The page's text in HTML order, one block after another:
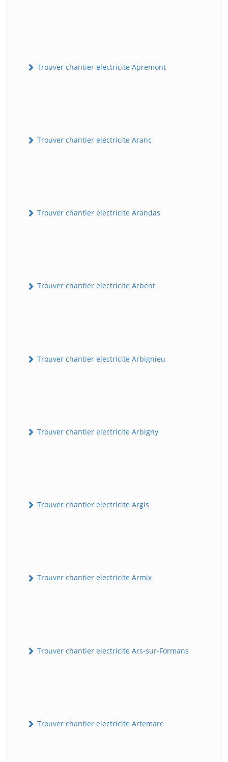
Trouver chantier electricite Apremont
Trouver chantier electricite Aranc
Trouver chantier electricite Arandas
Trouver chantier electricite Arbent
Trouver chantier electricite Arbignieu
Trouver chantier electricite Arbigny
Trouver chantier electricite Argis
Trouver chantier electricite Armix
Trouver chantier electricite Ars-sur-Formans
Trouver chantier electricite Artemare